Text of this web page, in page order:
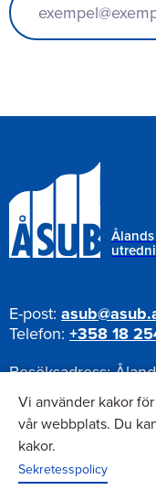
E-post:
Telefon: +358 18
Besöksadress:
Postadress:
Pb
Nyhetsbrev
Vi använder kakor
vår webbplats. Du
kakor.
Sekretesspolicy